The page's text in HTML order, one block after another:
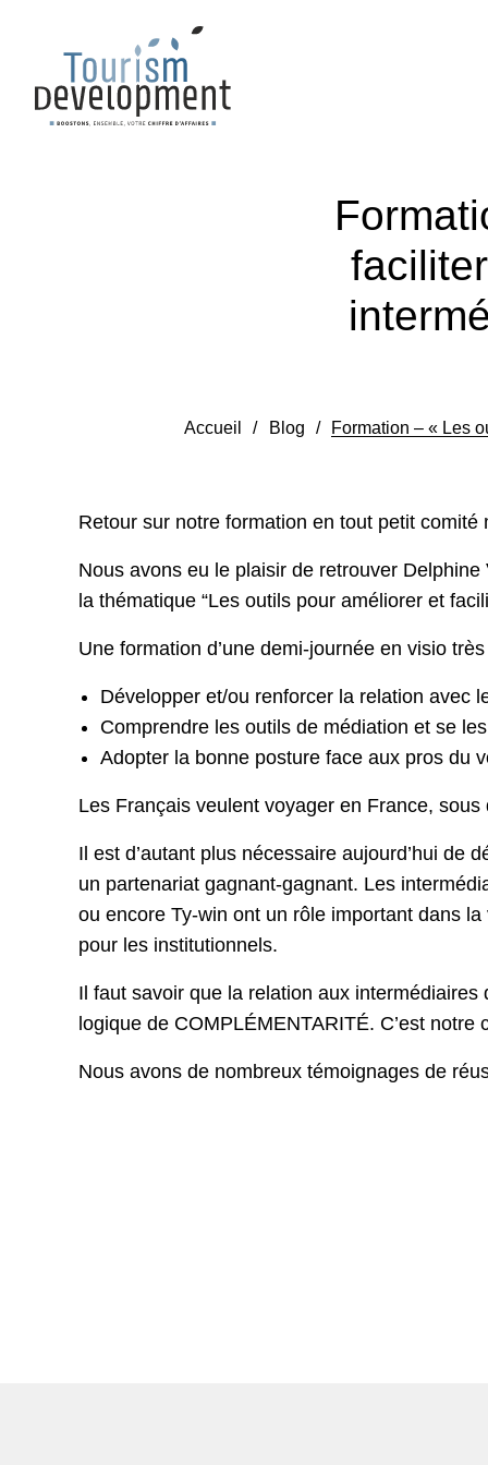
Accueil / Blog / Formation – « Les
Retour sur notre formation en tout petit
Nous avons eu le plaisir de retrouver
la thématique “Les outils pour améliorer et
Une formation d’une demi-journée en visio
Développer et/ou renforcer la relation avec
Comprendre les outils de médiation et se
Adopter la bonne posture face aux pros du
Les Français veulent voyager en France,
Il est d’autant plus nécessaire aujourd’hui de
un partenariat gagnant-gagnant. Les
ou encore Ty-win ont un rôle important dans
pour les institutionnels.
Il faut savoir que la relation aux
logique de COMPLÉMENTARITÉ. C’est
Nous avons de nombreux témoignages de